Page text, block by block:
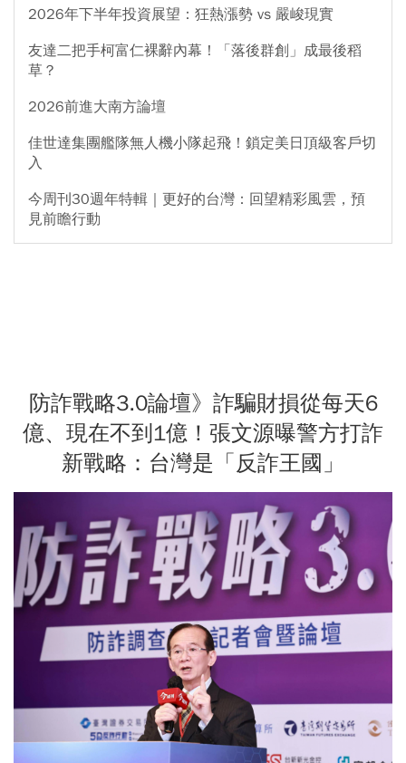
2026年下半年投資展望：狂熱漲勢 vs 嚴峻現實
友達二把手柯富仁裸辭內幕！「落後群創」成最後稻
草？
2026前進大南方論壇
佳世達集團艦隊無人機小隊起飛！鎖定美日頂級客戶切
入
今周刊30週年特輯｜更好的台灣：回望精彩風雲，預
見前瞻行動
防詐戰略3.0論壇》詐騙財損從每天6
億、現在不到1億！張文源曝警方打詐
新戰略：台灣是「反詐王國」